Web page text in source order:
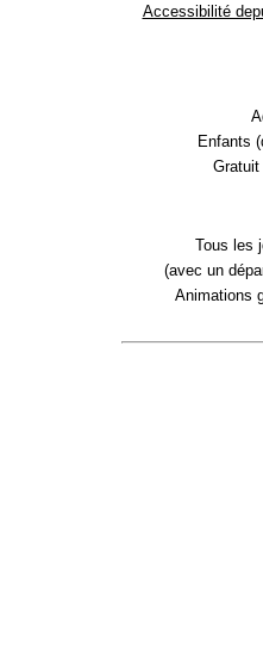
Accessibilité
Enfants
Gratuit
Tous les
(avec un
Animations